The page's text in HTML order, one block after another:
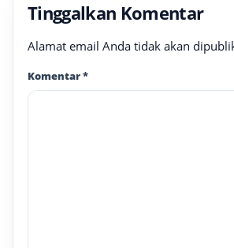
Tinggalkan Komentar
Alamat email Anda tidak akan
Komentar*